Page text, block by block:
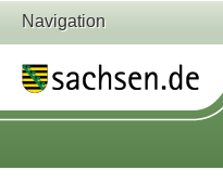
Navigation